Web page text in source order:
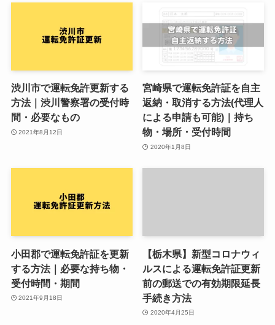
渋川市で運転免許更新する
方法｜渋川警察署の受付時
間・必要なもの
2021年8月12日
宮崎県で運転免許証を自主
返納・取消する方法(代理人
による申請も可能)｜持ち
物・場所・受付時間
2020年1月8日
小田郡で運転免許証を更新
する方法｜必要な持ち物・
受付時間・期間
2021年9月18日
【栃木県】新型コロナウィ
ルスによる運転免許証更新
前の郵送での有効期限延長
手続き方法
2020年4月25日